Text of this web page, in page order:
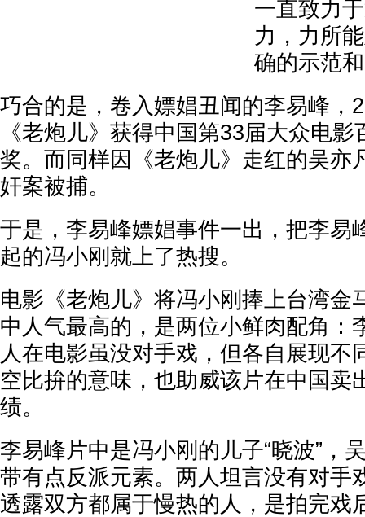
一直致力
力，力所
确的示范
巧合的是，卷入嫖娼丑闻的李易峰，
《老炮儿》获得中国第33届大众电
奖。而同样因《老炮儿》走红的吴亦
奸案被捕。
于是，李易峰嫖娼事件一出，把李易
起的冯小刚就上了热搜。
电影《老炮儿》将冯小刚捧上台湾金
中人气最高的，是两位小鲜肉配角：
人在电影虽没对手戏，但各自展现不
空比拚的意味，也助威该片在中国卖
绩。
李易峰片中是冯小刚的儿子“晓波”，
带有点反派元素。两人坦言没有对手
透露双方都属于慢热的人，是拍完戏